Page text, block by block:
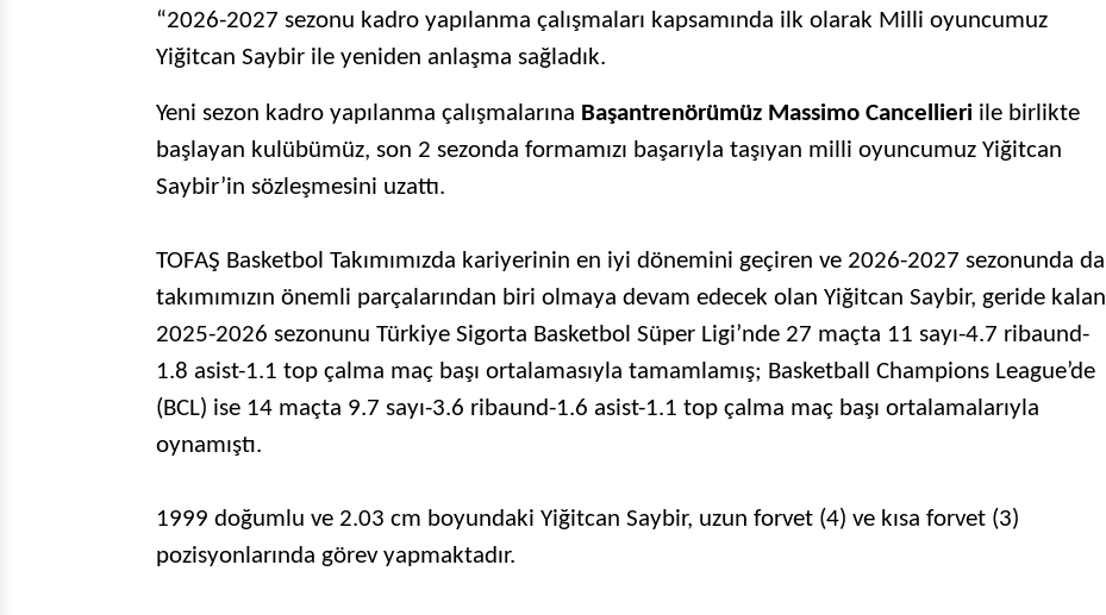
“2026-2027 sezonu kadro yapılanma çalışmaları kapsamında ilk olarak Milli oyuncumuz
Yiğitcan Saybir ile yeniden anlaşma sağladık.
Yeni sezon kadro yapılanma çalışmalarına Başantrenörümüz Massimo Cancellieri ile birlikte
başlayan kulübümüz, son 2 sezonda formamızı başarıyla taşıyan milli oyuncumuz Yiğitcan
Saybir’in sözleşmesini uzattı.
TOFAŞ Basketbol Takımımızda kariyerinin en iyi dönemini geçiren ve 2026-2027 sezonunda da
takımımızın önemli parçalarından biri olmaya devam edecek olan Yiğitcan Saybir, geride kalan
2025-2026 sezonunu Türkiye Sigorta Basketbol Süper Ligi’nde 27 maçta 11 sayı-4.7 ribaund-
1.8 asist-1.1 top çalma maç başı ortalamasıyla tamamlamış; Basketball Champions League’de
(BCL) ise 14 maçta 9.7 sayı-3.6 ribaund-1.6 asist-1.1 top çalma maç başı ortalamalarıyla
oynamıştı.
1999 doğumlu ve 2.03 cm boyundaki Yiğitcan Saybir, uzun forvet (4) ve kısa forvet (3)
pozisyonlarında görev yapmaktadır.